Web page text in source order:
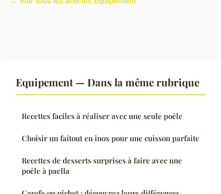
Equipement — Dans la même rubrique
Recettes faciles à réaliser avec une seule poêle
Choisir un faitout en inox pour une cuisson parfaite
Recettes de desserts surprises à faire avec une
poêle à paella